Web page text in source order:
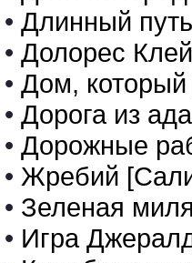
• Длинный путь
• Долорес
• Дом, который
• Дорога из ада
• Дорожные
• Жребий
• Зеленая миля
• Игра